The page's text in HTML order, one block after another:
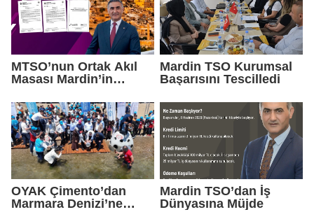
MTSO’nun Ortak Akıl
Masası Mardin’in
Şekillendirdi
Mardin TSO Kurumsal
Başarısını Tescilledi
OYAK Çimento’dan
Marmara Denizi’ne
Mardin TSO’dan İş
Dünyasına Müjde